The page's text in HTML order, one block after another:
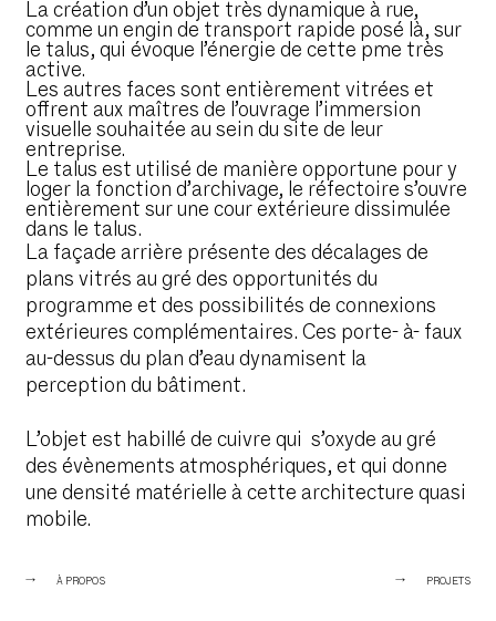
La création d’un objet très dynamique à rue,
comme un engin de transport rapide posé là, sur
le talus, qui évoque l’énergie de cette pme très
active.
Les autres faces sont entièrement vitrées et
offrent aux maîtres de l’ouvrage l’immersion
visuelle souhaitée au sein du site de leur
entreprise.
Le talus est utilisé de manière opportune pour y
loger la fonction d’archivage, le réfectoire s’ouvre
entièrement sur une cour extérieure dissimulée
dans le talus.
La façade arrière présente des décalages de
plans vitrés au gré des opportunités du
programme et des possibilités de connexions
extérieures complémentaires. Ces porte- à- faux
au-dessus du plan d’eau dynamisent la
perception du bâtiment.
L’objet est habillé de cuivre qui s’oxyde au gré
des évènements atmosphériques, et qui donne
une densité matérielle à cette architecture quasi
mobile.
À PROPOS PROJETS